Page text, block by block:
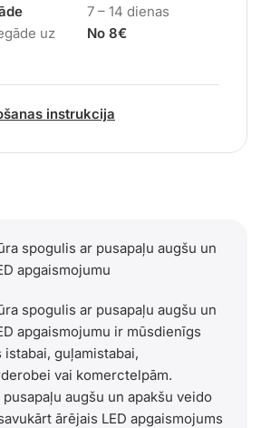
uz
7 – 14 dienas
No 8€
instrukcija
spogulis ar pusapaļu augšu un
apgaismojumu
spogulis ar pusapaļu augšu un
apgaismojumu ir mūsdienīgs
guļamistabai,
vai komerctelpām.
augšu un apakšu veido
ārējais LED apgaismojums